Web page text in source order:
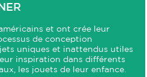
et ont crée leur
de conception
uniques et inattendus utiles
inspiration dans différents
les jouets de leur enfance.